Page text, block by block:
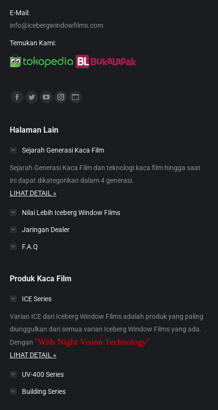
E-Mail:
info@icebergwindowfilms.com
Temukan Kami:
Find us on:
opens
new
window
opens
new
window
YouTube
opens
new
window
Instagram
new
window
new
window
Halaman Lain
Sejarah Generasi Kaca Film
Sejarah Generasi Kaca Film dan teknologi kaca film hingga saat
ini dapat dikategorikan dalam 4 generasi.
LIHAT DETAIL »
Nilai Lebih Iceberg Window Films
Jaringan Dealer
F.A.Q
Produk Kaca Film
ICE Series
Varian ICE dari Iceberg Window Films adalah produk yang paling
diunggulkan dari semua varian Iceberg Window Films yang ada.
Dengan "With Night Vision Technology"
LIHAT DETAIL »
UV-400 Series
Building Series